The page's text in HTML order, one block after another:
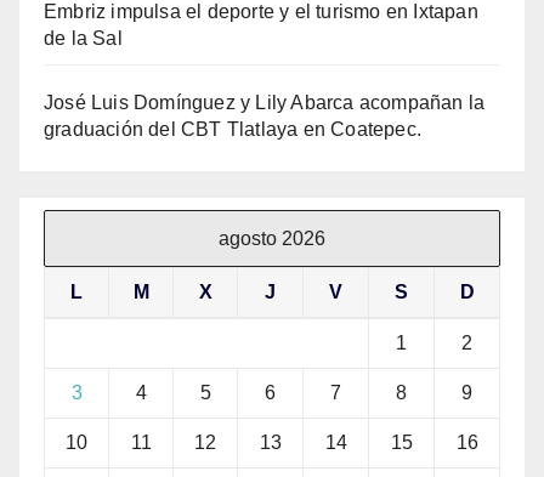
Embriz impulsa el deporte y el turismo en Ixtapan
de la Sal
José Luis Domínguez y Lily Abarca acompañan la
graduación del CBT Tlatlaya en Coatepec.
agosto 2026
L M X J V S D
1 2
3 4 5 6 7 8 9
10 11 12 13 14 15 16